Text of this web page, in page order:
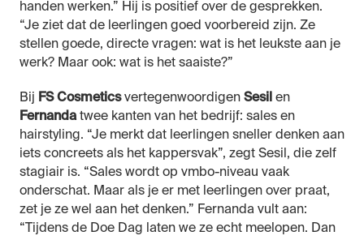
handen werken.” Hij is positief over de gesprekken.
“Je ziet dat de leerlingen goed voorbereid zijn. Ze
stellen goede, directe vragen: wat is het leukste aan je
werk? Maar ook: wat is het saaiste?”
Bij FS Cosmeticsvertegenwoordigen Sesilen
Fernandatwee kanten van het bedrijf: sales en
hairstyling. “Je merkt dat leerlingen sneller denken aan
iets concreets als het kappersvak”, zegt Sesil, die zelf
stagiair is. “Sales wordt op vmbo-niveau vaak
onderschat. Maar als je er met leerlingen over praat,
zet je ze wel aan het denken.” Fernanda vult aan:
“Tijdens de Doe Dag laten we ze echt meelopen. Dan